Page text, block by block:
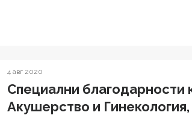
4 авг 2020
Специални благодарности
Акушерство и